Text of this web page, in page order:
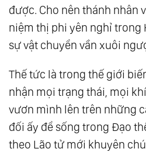
được. Cho nên thánh nhân
niệm thị phi yên nghỉ trong
sự vật chuyển vần xuôi
Thế tức là trong thế giới
nhận mọi trạng thái, mọi
vươn mình lên trên những
đối ấy để sống trong Đạo
theo Lão tử mới khuyên